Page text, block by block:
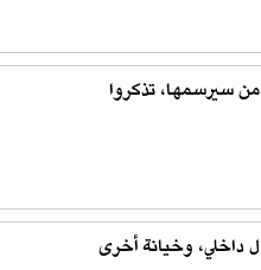
سيرسمها، تذكروا
داخلي، وخيانة أخرى